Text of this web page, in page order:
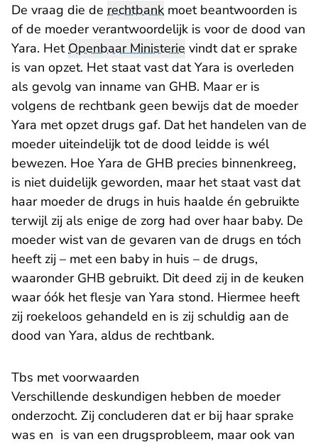
De vraag die de rechtbank moet beantwoorden is
of de moeder verantwoordelijk is voor de dood van
Yara. HetOpenbaar Ministerie vindt dat er sprake
is van opzet. Het staat vast dat Yara is overleden
als gevolg van inname van GHB. Maar er is
volgens de rechtbank geen bewijs dat de moeder
Yara met opzet drugs gaf. Dat het handelen van de
moeder uiteindelijk tot de dood leidde is wél
bewezen. Hoe Yara de GHB precies binnenkreeg,
is niet duidelijk geworden, maar het staat vast dat
haar moeder de drugs in huis haalde én gebruikte
terwijl zij als enige de zorg had over haar baby. De
moeder wist van de gevaren van de drugs en tóch
heeft zij – met een baby in huis – de drugs,
waaronder GHB gebruikt. Dit deed zij in de keuken
waar óók het flesje van Yara stond. Hiermee heeft
zij roekeloos gehandeld en is zij schuldig aan de
dood van Yara, aldus de rechtbank.
Tbs met voorwaarden
Verschillende deskundigen hebben de moeder
onderzocht. Zij concluderen dat er bij haar sprake
was en is van een drugsprobleem, maar ook van